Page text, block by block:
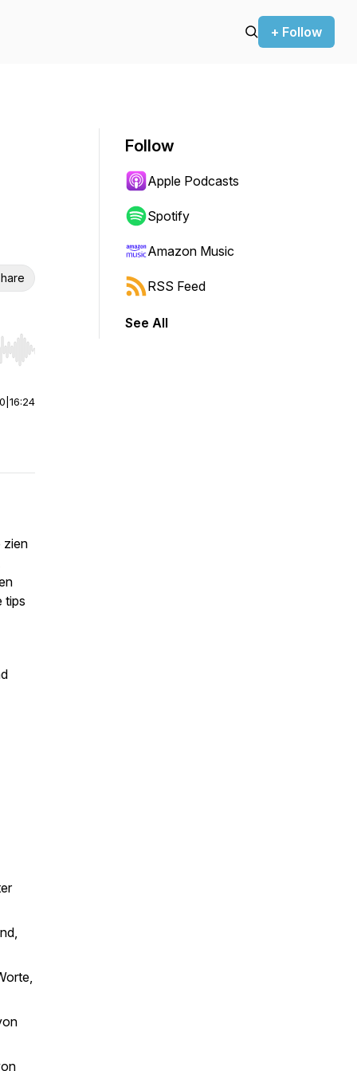
+ Follow
Hold shift to jump forward or backward.
16:24
zien
tips
Follow
Apple Podcasts
Spotify
Amazon Music
RSS Feed
See All